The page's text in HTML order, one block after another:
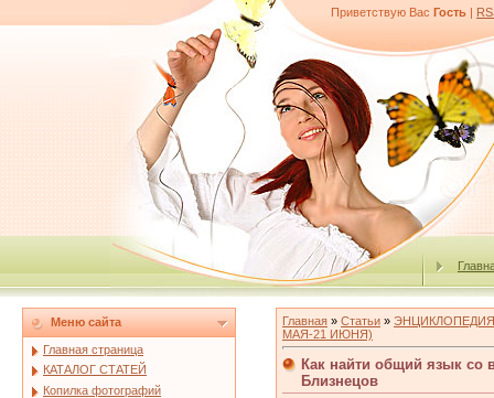
Приветствую Вас Гость |
Меню сайта
Главная страница
КАТАЛОГ СТАТЕЙ
Копилка фотографий
Главная » Статьи »
МАЯ-21 ИЮНЯ)
Как найти общий язык со
Близнецов